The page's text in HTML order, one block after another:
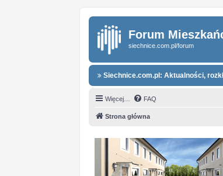
Forum
siechnice.com.pl/forum
Siechnice.com.pl: Aktualności,
Więcej… FAQ
Strona główna